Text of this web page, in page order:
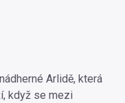
Arlidě, která
když se mezi